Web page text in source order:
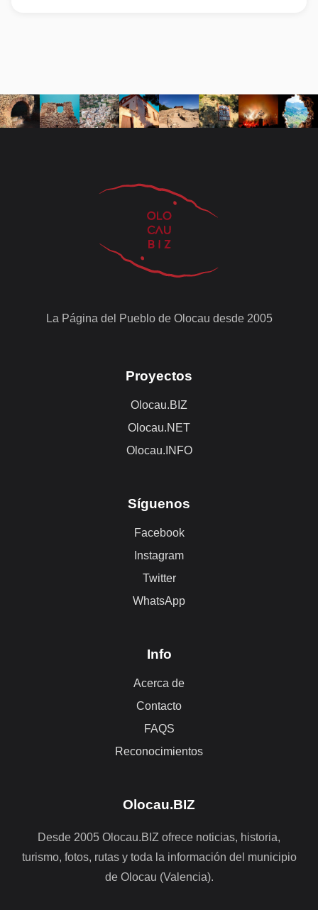
La Página del Pueblo de Olocau desde 2005
Proyectos
Olocau.BIZ
Olocau.NET
Olocau.INFO
Síguenos
Facebook
Instagram
Twitter
WhatsApp
Info
Acerca de
Contacto
FAQS
Reconocimientos
Olocau.BIZ
Desde 2005 Olocau.BIZ ofrece noticias, historia,
turismo, fotos, rutas y toda la información del municipio
de Olocau (Valencia).